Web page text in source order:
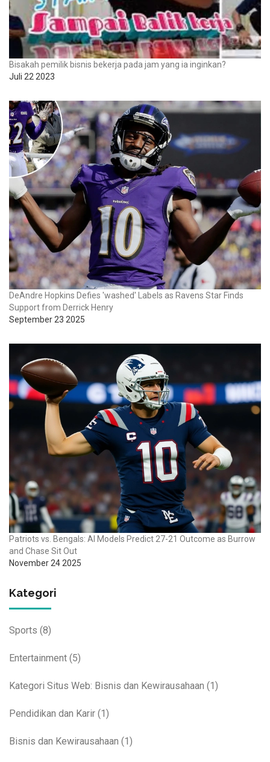
Bisakah pemilik bisnis bekerja pada jam yang ia inginkan?
Juli 22 2023
DeAndre Hopkins Defies 'washed' Labels as Ravens Star Finds
Support from Derrick Henry
September 23 2025
Patriots vs. Bengals: AI Models Predict 27-21 Outcome as Burrow
and Chase Sit Out
November 24 2025
Kategori
Sports (8)
Entertainment (5)
Kategori Situs Web: Bisnis dan Kewirausahaan (1)
Pendidikan dan Karir (1)
Bisnis dan Kewirausahaan (1)